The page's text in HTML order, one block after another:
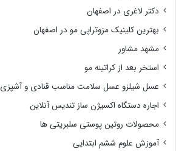
دکتر لاغری در اصفهان
بهترین کلینیک مزوتراپی مو در اصفهان
مشهد مشاور
استخر بعد از کراتینه مو
عسل شیلزو عسل سلامت مناسب قنادی و آشپزی
اجاره دستگاه اکسیژن ساز تندیس آنلاین
محصولات روتین پوستی سلبریتی ها
آموزش علوم ششم ابتدایی